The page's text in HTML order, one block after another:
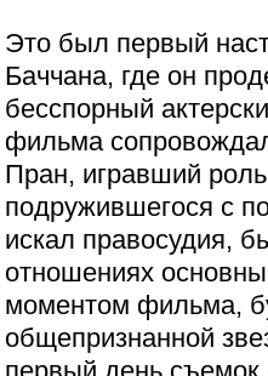
Это был первый
Баччана, где он
бесспорный
фильма
Пран, игравший
подружившегося с
искал правосудия,
отношениях
моментом фильма,
общепризнанной